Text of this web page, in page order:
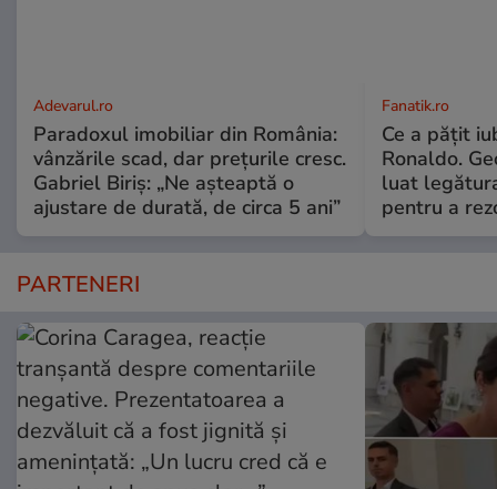
Adevarul.ro
Paradoxul imobiliar din România:
vânzările scad, dar prețurile cresc.
Gabriel Biriș: „Ne așteaptă o
ajustare de durată, de circa 5 ani”
Fanatik.ro
Ce a pățit
Ronaldo.
luat
pentru a
PARTENERI